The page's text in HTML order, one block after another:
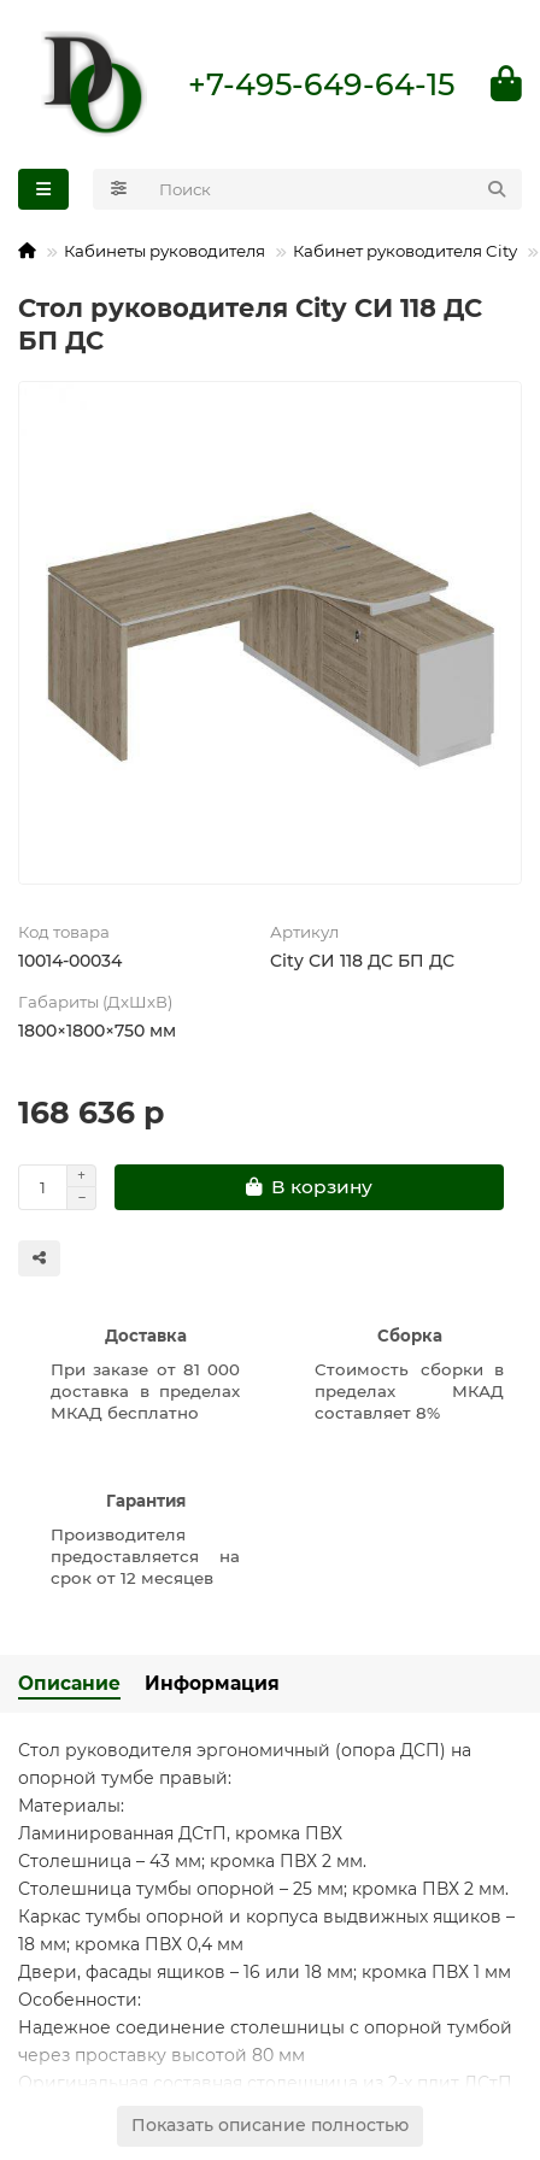
+7-495-649-64-15
Кабинеты руководителя Кабинет руководителя City
Стол руководителя City СИ 118 ДС
БП ДС
Код товара
10014-00034
Артикул
City СИ 118 ДС БП ДС
Габариты (ДхШхВ)
1800×1800×750 мм
168 636 р
В корзину
Доставка
При заказе от 81 000
доставка в пределах
МКАД бесплатно
Сборка
Стоимость сборки в
пределах МКАД
составляет 8%
Гарантия
Производителя
предоставляется на
срок от 12 месяцев
Описание Информация
Стол руководителя эргономичный (опора ДСП) на
опорной тумбе правый:
Материалы:
Ламинированная ДСтП, кромка ПВХ
Столешница – 43 мм; кромка ПВХ 2 мм.
Столешница тумбы опорной – 25 мм; кромка ПВХ 2 мм.
Каркас тумбы опорной и корпуса выдвижных ящиков –
18 мм; кромка ПВХ 0,4 мм
Двери, фасады ящиков – 16 или 18 мм; кромка ПВХ 1 мм
Особенности:
Надежное соединение столешницы с опорной тумбой
через проставку высотой 80 мм
Оригинальная составная столешница из 2-х плит ДСтП
Конструкция стола предусматривает правое/левое
Показать описание полностью